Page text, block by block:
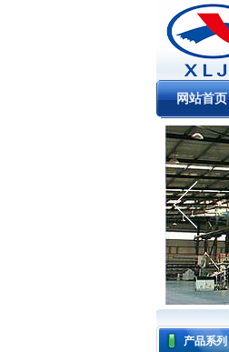
网站首页
产品系列